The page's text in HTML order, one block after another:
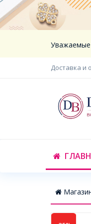
Уважаемые
Доставка и